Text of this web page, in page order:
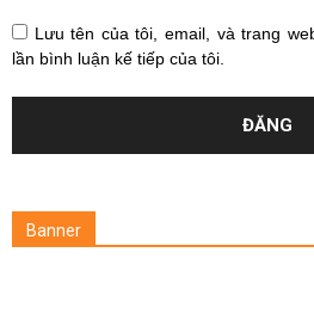
Lưu tên của tôi, email, và trang
lần bình luận kế tiếp của tôi.
Banner